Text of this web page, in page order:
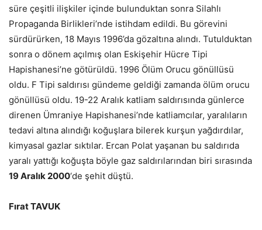
süre çeşitli ilişkiler içinde bulunduktan sonra Silahlı
Propaganda Birlikleri’nde istihdam edildi. Bu görevini
sürdürürken, 18 Mayıs 1996’da gözaltına alındı. Tutulduktan
sonra o dönem açılmış olan Eskişehir Hücre Tipi
Hapishanesi’ne götürüldü. 1996 Ölüm Orucu gönüllüsü
oldu. F Tipi saldırısı gündeme geldiği zamanda ölüm orucu
gönüllüsü oldu. 19-22 Aralık katliam saldırısında günlerce
direnen Ümraniye Hapishanesi’nde katliamcılar, yaralıların
tedavi altına alındığı koğuşlara bilerek kurşun yağdırdılar,
kimyasal gazlar sıktılar. Ercan Polat yaşanan bu saldırıda
yaralı yattığı koğuşta böyle gaz saldırılarından biri sırasında
19 Aralık 2000‘de şehit düştü.
Fırat TAVUK